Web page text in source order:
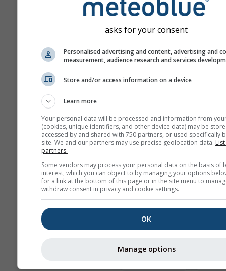
Prognoza este generată
modele „ensemble”. Se
mai multe rulări ale
estima mai precis
Prognoză
sezonieră
Astronomy
asks for your consent
Personalised advertising and content, advertising and
measurement, audience research and services
Store and/or access information on a device
Learn more
Your personal data will be processed and information from
(cookies, unique identifiers, and other device data) may be
accessed by and shared with 750 partners, or used specifically
site. We and our partners may use precise geolocation data.
partners.
Some vendors may process your personal data on the basis of
interest, which you can object to by managing your options
for a link at the bottom of this page or in the site menu to
withdraw consent in privacy and cookie settings.
OK
Manage options